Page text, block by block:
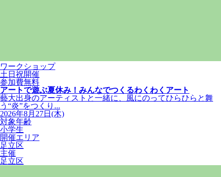
ワークショップ
土日祝開催
参加費無料
アートで遊ぶ夏休み！みんなでつくるわくわくアート
藝大出身のアーティストと一緒に、風にのってひらひらと舞
う“炎”をつくり...
2026年8月27日(木)
対象年齢
小学生
開催エリア
足立区
主催
足立区